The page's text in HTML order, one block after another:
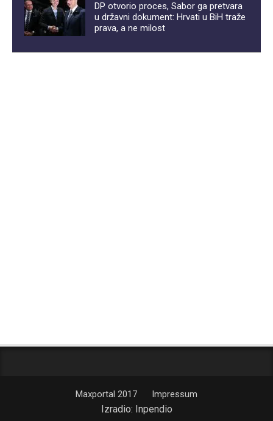
DP otvorio proces, Sabor ga pretvara
u državni dokument: Hrvati u BiH traže
prava, a ne milost
Maxportal 2017 Impressum
Izradio: Inpendio